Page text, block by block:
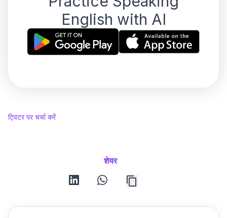
English with AI
ट्विटर पर चर्चा करें
शेयर
linkedin whatsapp